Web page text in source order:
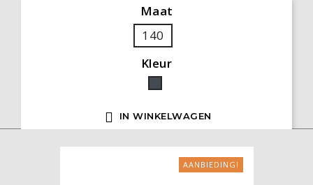
Maat
140
Kleur
Zwart
 IN WINKELWAGEN
AANBIEDING!